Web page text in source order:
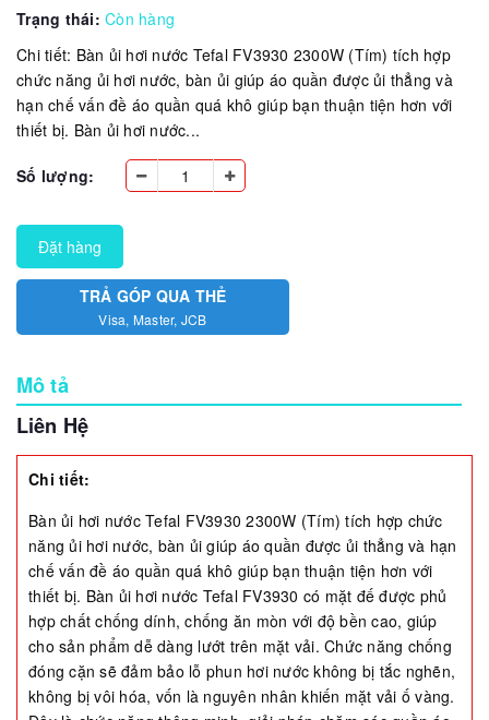
Trạng thái: Còn hàng
Chi tiết: Bàn ủi hơi nước Tefal FV3930 2300W (Tím) tích hợp
chức năng ủi hơi nước, bàn ủi giúp áo quần được ủi thẳng và
hạn chế vấn đề áo quần quá khô giúp bạn thuận tiện hơn với
thiết bị. Bàn ủi hơi nước...
Số lượng:
Đặt hàng
TRẢ GÓP QUA THẺ
Visa, Master, JCB
Mô tả
Liên Hệ
Chi tiết:
Bàn ủi hơi nước Tefal FV3930 2300W (Tím) tích hợp chức
năng ủi hơi nước, bàn ủi giúp áo quần được ủi thẳng và hạn
chế vấn đề áo quần quá khô giúp bạn thuận tiện hơn với
thiết bị. Bàn ủi hơi nước Tefal FV3930 có mặt đế được phủ
hợp chất chống dính, chống ăn mòn với độ bền cao, giúp
cho sản phẩm dễ dàng lướt trên mặt vải. Chức năng chống
đóng cặn sẽ đảm bảo lỗ phun hơi nước không bị tắc nghẽn,
không bị vôi hóa, vốn là nguyên nhân khiến mặt vải ố vàng.